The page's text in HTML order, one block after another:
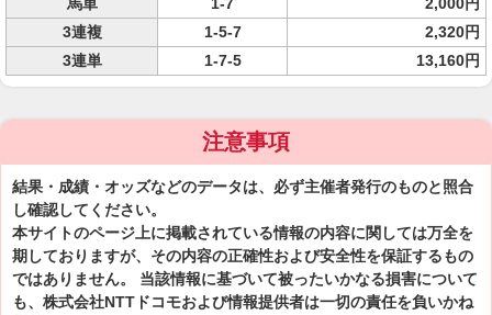
3連複
1-5-7
2,320円
3連単
1-7-5 13,160円
注意事項
結果・成績・オッズなどのデータは、必ず主催者発行のものと照合
し確認してください。
本サイトのページ上に掲載されている情報の内容に関しては万全を
期しておりますが、その内容の正確性および安全性を保証するもの
ではありません。 当該情報に基づいて被ったいかなる損害について
も、株式会社NTTドコモおよび情報提供者は一切の責任を負いかね